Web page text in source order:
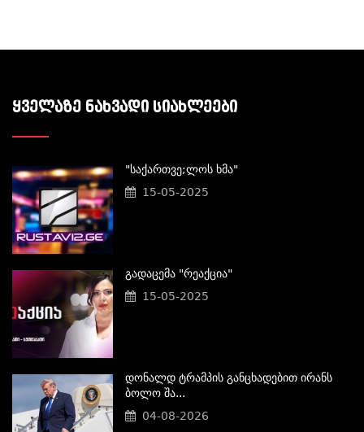
ᲧᲕᲔᲚᲐᲖᲔ ᲜᲐᲮᲕᲐᲓᲘ ᲡᲘᲐᲮᲚᲔᲔᲑᲘ
"საქართვე;ლოს Ხმა"
15-05-2025
Გადაცემა "რეაქცია"
15-05-2025
Დონალდ Ტრამპის Განცხადებით Ირანს
Ბოლო Შა...
04-08-2026